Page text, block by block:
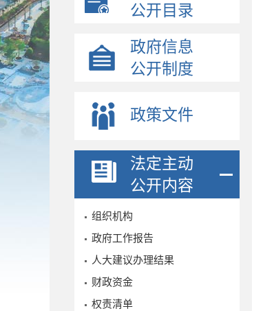
公开目录
政府信息
公开制度
政策文件
法定主动
公开内容
组织机构
政府工作报告
人大建议办理结果
财政资金
权责清单